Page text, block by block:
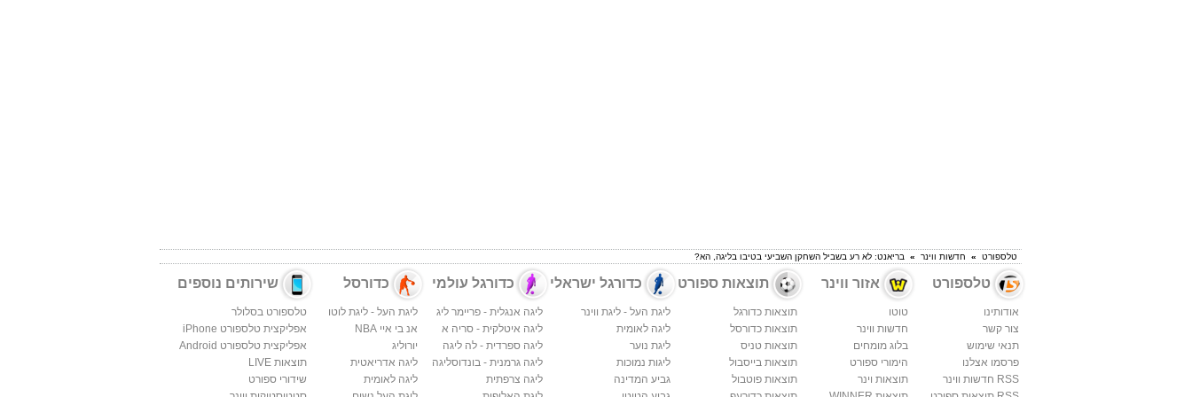
טלספורט » חדשות ווינר » בריאנט: לא רע בשביל השחקן השביעי בטיבו בליגה, הא?
טלספורט
אודותינו
צור קשר
תנאי שימוש
פרסמו אצלנו
RSS חדשות ווינר
אזור ווינר
טוטו
חדשות ווינר
בלוג מומחים
הימורי ספורט
תוצאות וינר
תוצאות ספורט
תוצאות כדורגל
תוצאות כדורסל
תוצאות טניס
תוצאות בייסבול
תוצאות פוטבול
כדורגל ישראלי
ליגת העל - ליגת ווינר
ליגה לאומית
ליגת נוער
ליגות נמוכות
גביע המדינה
כדורגל עולמי
ליגה אנגלית - פריימר ליג
ליגה איטלקית - סריה א
ליגה ספרדית - לה ליגה
ליגה גרמנית - בונדוסליגה
ליגה צרפתית
כדורסל
ליגת העל - ליגת לוטו
אנ בי איי NBA
יורוליג
ליגה אדריאטית
ליגה לאומית
שירותים נוספים
טלספורט בסלולר
אפליקצית טלספורט iPhone
אפליקצית טלספורט Android
תוצאות LIVE
שידורי ספורט